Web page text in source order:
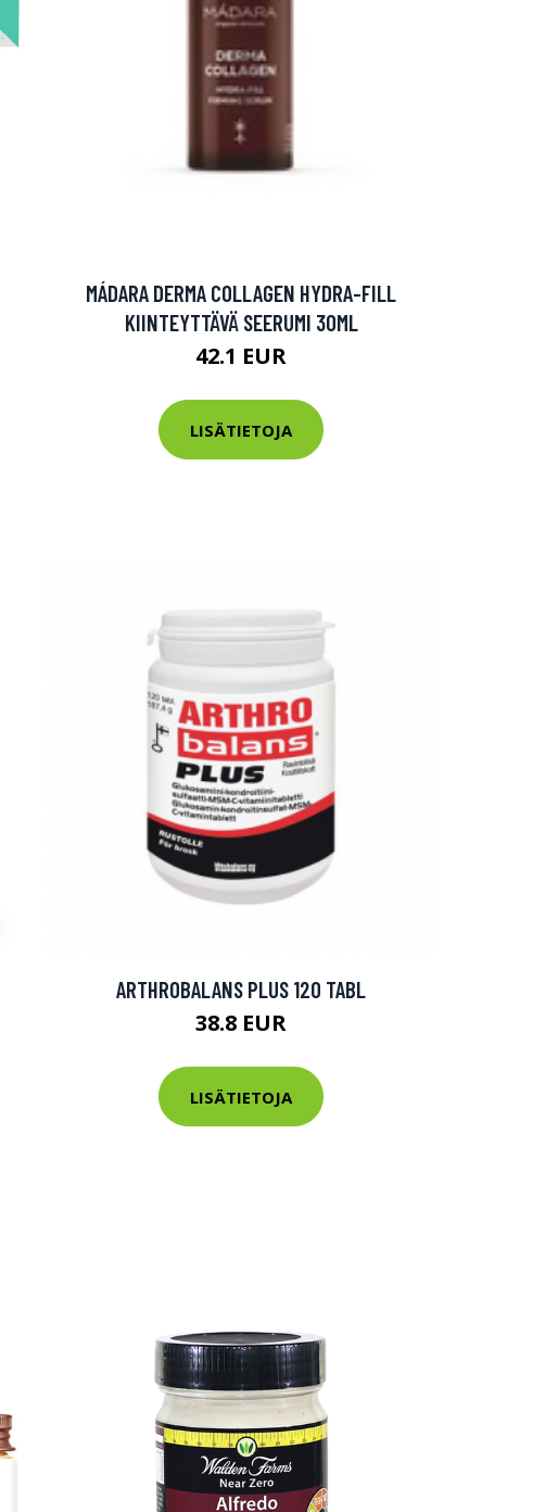
MÁDARA DERMA COLLAGEN HYDRA-FILL
KIINTEYTTÄVÄ SEERUMI 30ML
42.1 EUR
LISÄTIETOJA
ARTHROBALANS PLUS 120 TABL
38.8 EUR
LISÄTIETOJA